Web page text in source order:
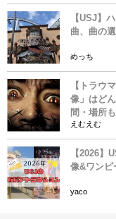
【USJ】
曲、曲の
めっち
【トラウ
像」はど
間・場所も
えむえむ
【2026】
像&ワンピ
yaco